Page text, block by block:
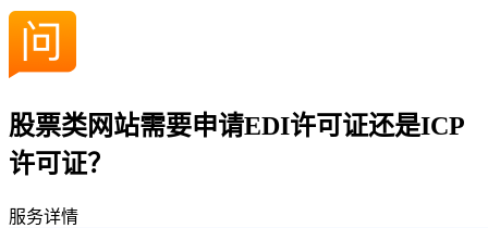
股票类网站需要申请EDI许可证还是ICP
许可证？
服务详情